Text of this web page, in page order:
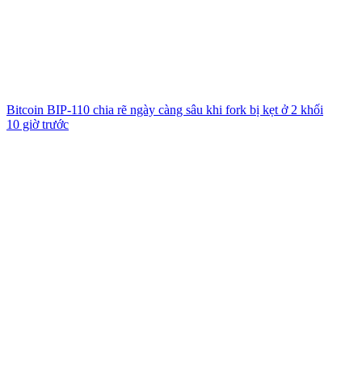
Bitcoin BIP-110 chia rẽ ngày càng sâu khi fork bị kẹt ở 2 khối
10 giờ trước